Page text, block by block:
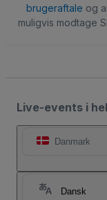
brugeraftale og
muligvis modtage
Live-events i
Danmark
Dansk